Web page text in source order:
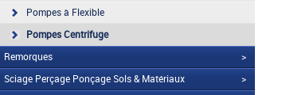
Pompes à Flexible
Pompes Centrifuge
Remorques
>
Sciage Perçage Ponçage Sols & Matériaux
>